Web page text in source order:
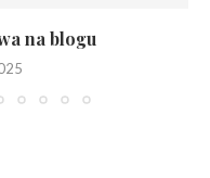
na blogu